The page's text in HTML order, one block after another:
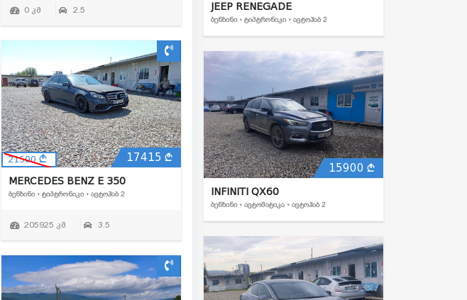
0 კმ 2.5
21500 17415
MERCEDES BENZ E 350
ᲑᲔᲜᲖᲘᲜᲘ • ᲢᲘᲞᲢᲠᲝᲜᲘᲙᲘ • ᲐᲕᲢᲝᲰᲐᲑ 2
205925 კმ 3.5
JEEP RENEGADE
ᲑᲔᲜᲖᲘᲜᲘ • ᲢᲘᲞᲢᲠᲝᲜᲘᲙᲘ • ᲐᲕᲢᲝᲰᲐᲑ 2
15900
INFINITI QX60
ᲑᲔᲜᲖᲘᲜᲘ • ᲐᲕᲢᲝᲛᲐᲢᲘᲙᲐ • ᲐᲕᲢᲝᲰᲐᲑ 2